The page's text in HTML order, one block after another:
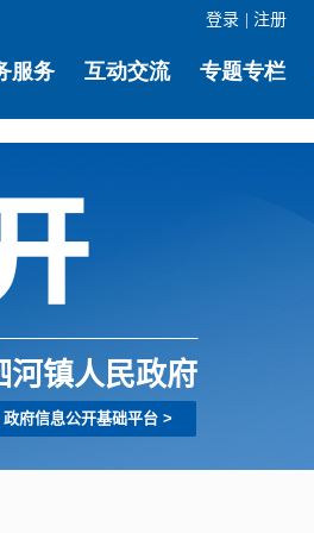
登录 注册
河镇人民政府
政府信息公开基础平台>